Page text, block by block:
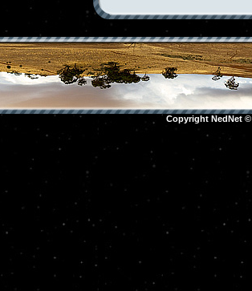
Copyright NedNet